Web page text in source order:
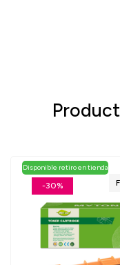
-30%
Disponible retiro en tienda